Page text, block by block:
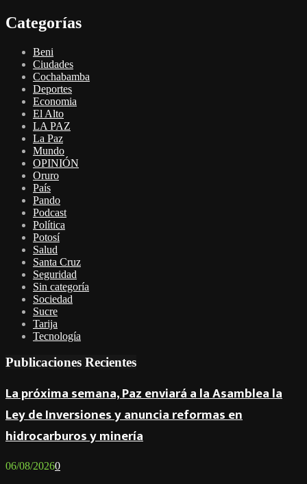
Categorías
Beni
Ciudades
Cochabamba
Deportes
Economia
El Alto
LA PAZ
La Paz
Mundo
OPINIÓN
Oruro
País
Pando
Podcast
Política
Potosí
Salud
Santa Cruz
Seguridad
Sin categoría
Sociedad
Sucre
Tarija
Tecnología
Publicaciones Recientes
La próxima semana, Paz enviará a la Asamblea la
Ley de Inversiones y anuncia reformas en
hidrocarburos y minería
06/08/20260